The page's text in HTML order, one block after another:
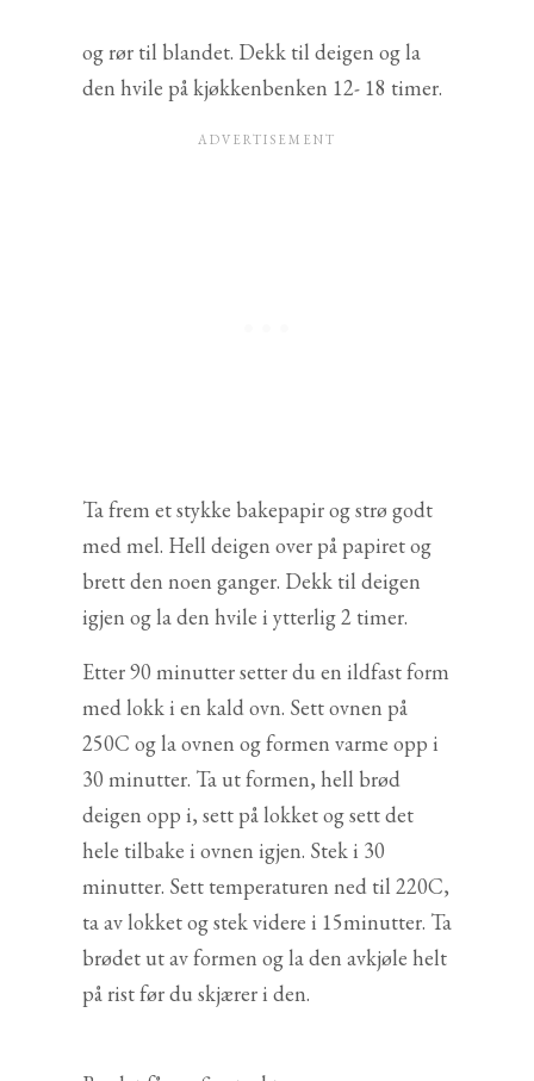
og rør til blandet. Dekk til deigen og la
den hvile på kjøkkenbenken 12- 18 timer.
Ta frem et stykke bakepapir og strø godt
med mel. Hell deigen over på papiret og
brett den noen ganger. Dekk til deigen
igjen og la den hvile i ytterlig 2 timer.
Etter 90 minutter setter du en ildfast form
med lokk i en kald ovn. Sett ovnen på
250C og la ovnen og formen varme opp i
30 minutter. Ta ut formen, hell brød
deigen opp i, sett på lokket og sett det
hele tilbake i ovnen igjen. Stek i 30
minutter. Sett temperaturen ned til 220C,
ta av lokket og stek videre i 15minutter. Ta
brødet ut av formen og la den avkjøle helt
på rist før du skjærer i den.